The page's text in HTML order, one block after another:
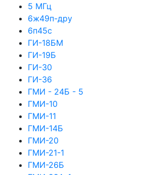
5 МГц
6ж49п-дру
6п45с
ГИ-18БМ
ГИ-19Б
ГИ-30
ГИ-36
ГМИ - 24Б - 5
ГМИ-10
ГМИ-11
ГМИ-14Б
ГМИ-20
ГМИ-21-1
ГМИ-26Б